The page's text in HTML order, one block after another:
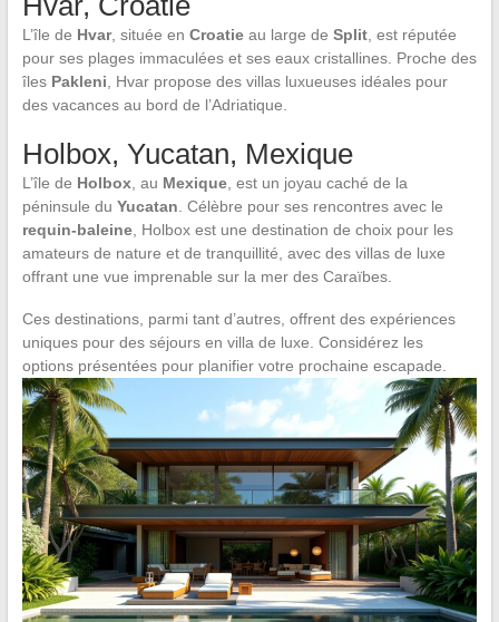
L’île de Hvar, située en Croatieau large de Split, est réputée
pour ses plages immaculées et ses eaux cristallines. Proche des
îles Pakleni , Hvar propose des villas luxueuses idéales pour
des vacances au bord de l’Adriatique.
Holbox, Yucatan, Mexique
L’île de Holbox, au Mexique, est un joyau caché de la
péninsule du Yucatan . Célèbre pour ses rencontres avec le
requin-baleine, Holbox est une destination de choix pour les
amateurs de nature et de tranquillité, avec des villas de luxe
offrant une vue imprenable sur la mer des Caraïbes.
Ces destinations, parmi tant d’autres, offrent des expériences
uniques pour des séjours en villa de luxe. Considérez les
options présentées pour planifier votre prochaine escapade.